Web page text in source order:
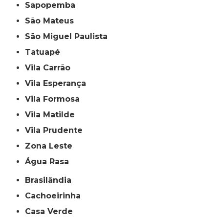
Sapopemba
São Mateus
São Miguel Paulista
Tatuapé
Vila Carrão
Vila Esperança
Vila Formosa
Vila Matilde
Vila Prudente
Zona Leste
Água Rasa
Brasilândia
Cachoeirinha
Casa Verde